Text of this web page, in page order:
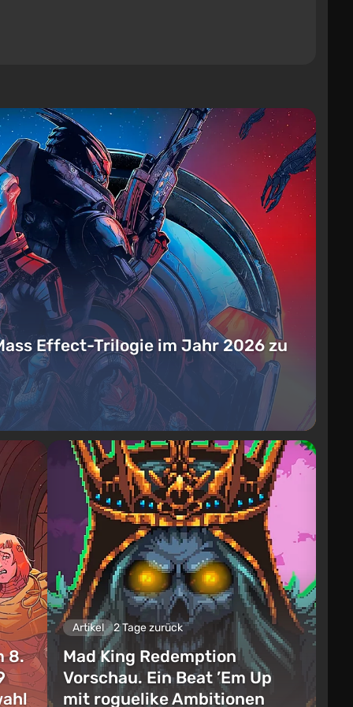
Effect-Trilogie im Jahr 2026 zu
8.
Artikel 2 Tage zurück
Mad King Redemption
Vorschau. Ein Beat ’Em Up
mit roguelike Ambitionen